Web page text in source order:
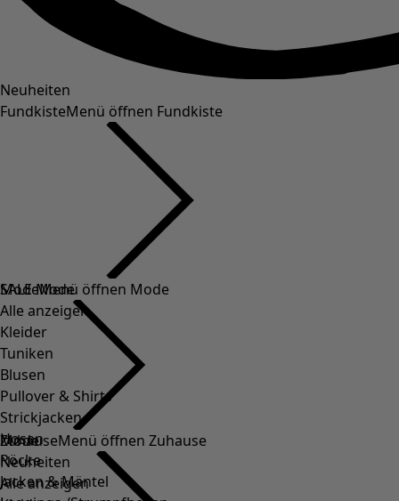
Neuheiten
FundkisteMenü öffnen Fundkiste
SALE Mode
Alle anzeigen
Kleider
Tuniken
Blusen
Pullover & Shirts
Strickjacken
Hosen
Röcke
Jacken & Mäntel
ModeMenü öffnen Mode
Mode
Neuheiten
Alle anzeigen
ZuhauseMenü öffnen Zuhause